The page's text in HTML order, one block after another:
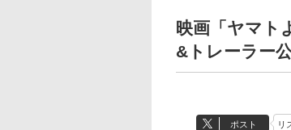
映画「ヤマト
&トレーラー
ポスト リ